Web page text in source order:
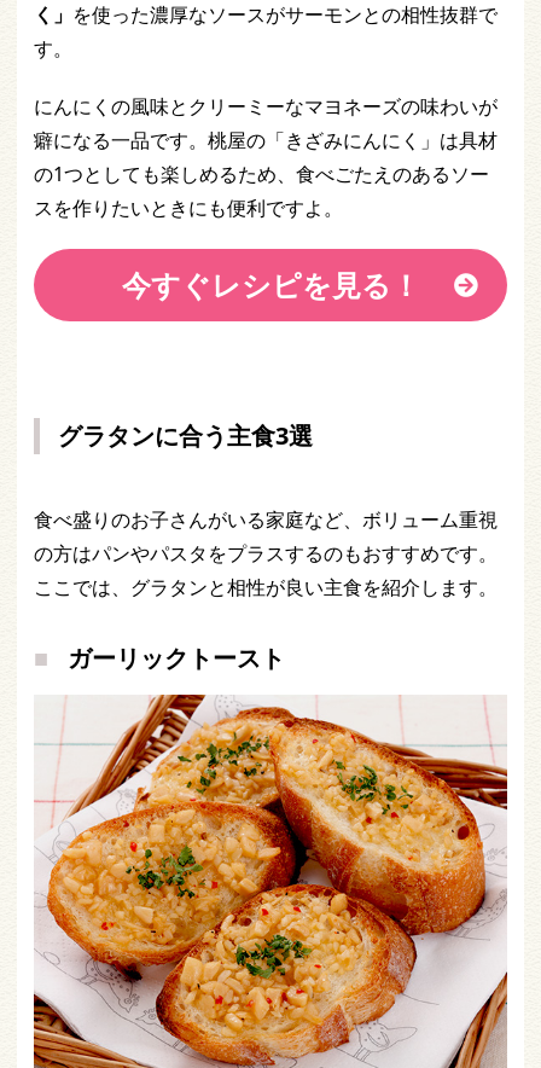
く」 を使った濃厚なソースがサーモンとの相性抜群で
す。
にんにくの風味とクリーミーなマヨネーズの味わいが
癖になる一品です。桃屋の「きざみにんにく」は具材
の1つとしても楽しめるため、食べごたえのあるソー
スを作りたいときにも便利ですよ。
今すぐレシピを見る！
グラタンに合う主食3選
食べ盛りのお子さんがいる家庭など、ボリューム重視
の方はパンやパスタをプラスするのもおすすめです。
ここでは、グラタンと相性が良い主食を紹介します。
ガーリックトースト